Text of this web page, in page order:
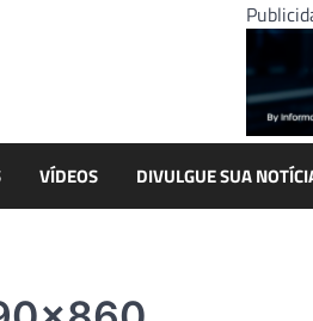
VÍDEOS DIVULGUE SUA